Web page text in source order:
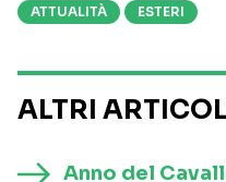
ATTUALITÀ ESTERI
ALTRI
Anno del